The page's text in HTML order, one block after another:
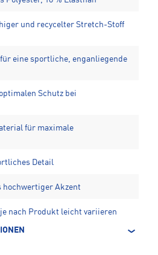
und recycelter Stretch-Stoff
eine sportliche, enganliegende
Schutz bei
für maximale
Detail
hochwertiger Akzent
nach Produkt leicht variieren